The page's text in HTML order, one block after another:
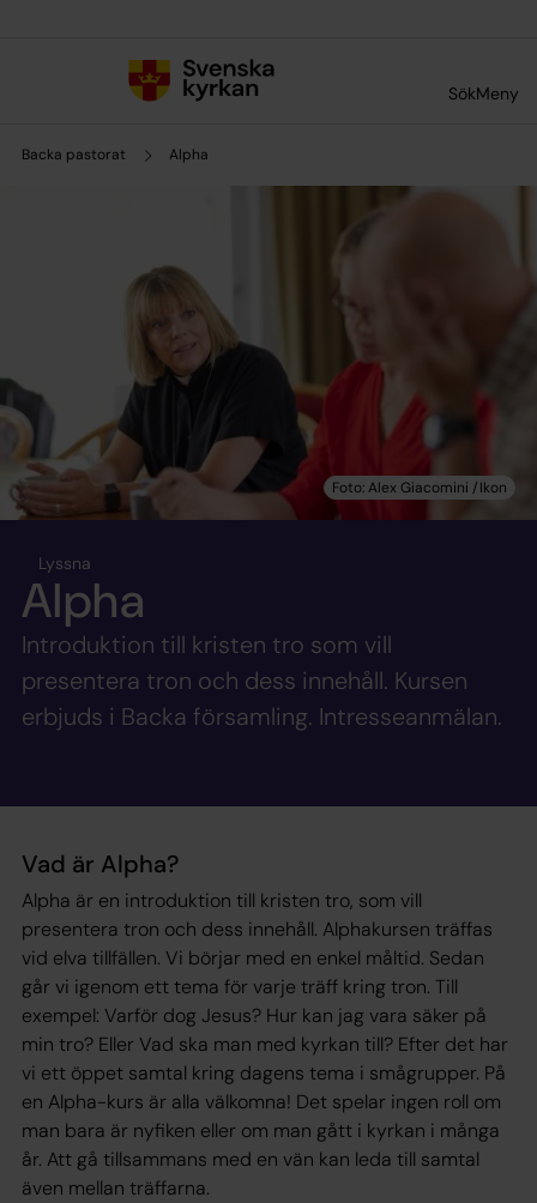
SökMeny
Backa pastorat Alpha
Lyssna
Alpha
Introduktion till kristen tro som vill
presentera tron och dess innehåll. Kursen
erbjuds i Backa församling. Intresseanmälan.
Vad är Alpha?
Alpha är en introduktion till kristen tro, som vill
presentera tron och dess innehåll. Alphakursen träffas
vid elva tillfällen. Vi börjar med en enkel måltid. Sedan
går vi igenom ett tema för varje träff kring tron. Till
exempel: Varför dog Jesus? Hur kan jag vara säker på
min tro? Eller Vad ska man med kyrkan till? Efter det har
vi ett öppet samtal kring dagens tema i smågrupper. På
en Alpha-kurs är alla välkomna! Det spelar ingen roll om
man bara är nyfiken eller om man gått i kyrkan i många
år. Att gå tillsammans med en vän kan leda till samtal
även mellan träffarna.